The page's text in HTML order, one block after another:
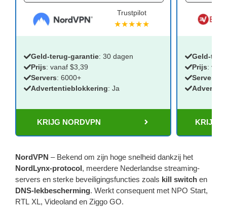
Trustpilot
★★★★★
Geld-terug-garantie: 30 dagen
Prijs: vanaf $3,39
Servers: 6000+
Advertentieblokkering: Ja
KRIJG NORDVPN
Geld-
Prijs:
Servers
KRIJG
NordVPN – Bekend om zijn hoge snelheid dankzij het
NordLynx-protocol, meerdere Nederlandse streaming-
servers en sterke beveiligingsfuncties zoals kill switch en
DNS-lekbescherming. Werkt consequent met NPO Start,
RTL XL, Videoland en Ziggo GO.